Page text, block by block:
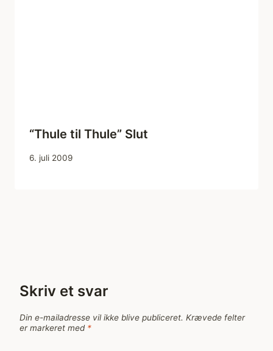
“Thule til Thule” Slut
6. juli 2009
Skriv et svar
Din e-mailadresse vil ikke blive publiceret. Krævede felter
er markeret med *